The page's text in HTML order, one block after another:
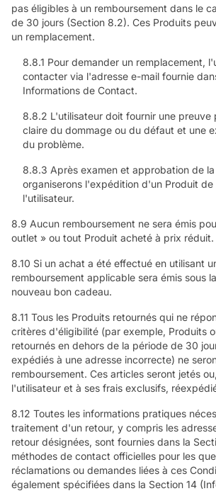
pas éligibles à un remboursement dans le
de 30 jours (Section 8.2). Ces Produits
un remplacement.
8.8.1 Pour demander un remplacement,
contacter via l'adresse e-mail fournie
Informations de Contact.
8.8.2 L'utilisateur doit fournir une preuve
claire du dommage ou du défaut et une
du problème.
8.8.3 Après examen et approbation de
organiserons l'expédition d'un Produit de
l'utilisateur.
8.9 Aucun remboursement ne sera émis
outlet » ou tout Produit acheté à prix réduit.
8.10 Si un achat a été effectué en utilisant
remboursement applicable sera émis sous
nouveau bon cadeau.
8.11 Tous les Produits retournés qui ne
critères d'éligibilité (par exemple, Produits
retournés en dehors de la période de 30
expédiés à une adresse incorrecte) ne
remboursement. Ces articles seront jetés
l'utilisateur et à ses frais exclusifs,
8.12 Toutes les informations pratiques
traitement d'un retour, y compris les
retour désignées, sont fournies dans la
méthodes de contact officielles pour les
réclamations ou demandes liées à ces
également spécifiées dans la Section 14